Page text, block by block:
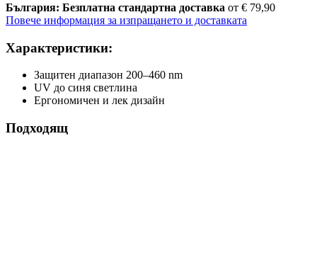
България: Безплатна стандартна доставка от € 79,90
Повече информация за изпращането и доставката
Характеристики:
Защитен диапазон 200–460 nm
UV до синя светлина
Ергономичен и лек дизайн
Подходящ